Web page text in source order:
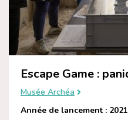
Escape Game :
Musée Archéa
Année de lancement : 2021